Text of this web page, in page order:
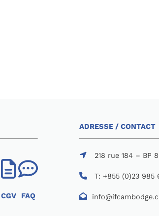
CGV FAQ
ADRESSE / CONTACT
218 rue 184 – BP
T: +855 (0)23 985